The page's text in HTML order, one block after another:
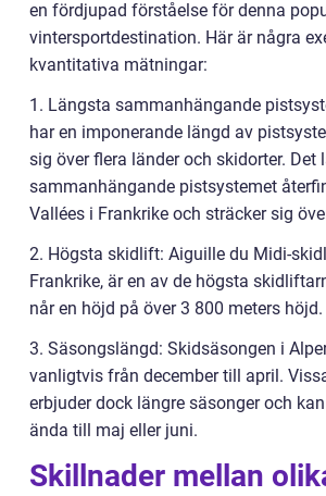
en fördjupad förståelse för denna
vintersportdestination. Här är några
kvantitativa mätningar:
1. Längsta sammanhängande
har en imponerande längd av
sig över flera länder och skidorter. Det
sammanhängande pistsystemet
Vallées i Frankrike och sträcker sig
2. Högsta skidlift: Aiguille du Midi-
Frankrike, är en av de högsta
når en höjd på över 3 800 meters höjd.
3. Säsongslängd: Skidsäsongen i
vanligtvis från december till april.
erbjuder dock längre säsonger och
ända till maj eller juni.
Skillnader mellan